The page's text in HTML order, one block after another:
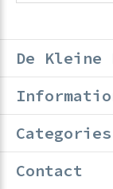
De Kleine
Categories
Contact